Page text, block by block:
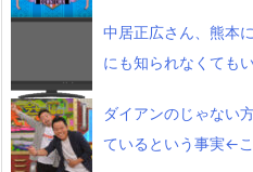
中居正広さん、熊本
にも知られなくても
ダイアンのじゃない
ているという事実←